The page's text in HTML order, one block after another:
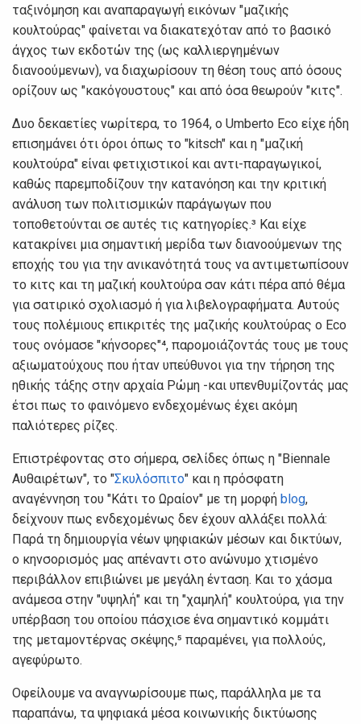
ταξινόμηση και αναπαραγωγή εικόνων "μαζικής
κουλτούρας" φαίνεται να διακατεχόταν από το βασικό
άγχος των εκδοτών της (ως καλλιεργημένων
διανοούμενων), να διαχωρίσουν τη θέση τους από όσους
ορίζουν ως "κακόγουστους" και από όσα θεωρούν "κιτς".
Δυο δεκαετίες νωρίτερα, το 1964, ο Umberto Eco είχε ήδη
επισημάνει ότι όροι όπως το "kitsch" και η "μαζική
κουλτούρα" είναι φετιχιστικοί και αντι-παραγωγικοί,
καθώς παρεμποδίζουν την κατανόηση και την κριτική
ανάλυση των πολιτισμικών παράγωγων που
τοποθετούνται σε αυτές τις κατηγορίες.³ Και είχε
κατακρίνει μια σημαντική μερίδα των διανοούμενων της
εποχής του για την ανικανότητά τους να αντιμετωπίσουν
το κιτς και τη μαζική κουλτούρα σαν κάτι πέρα από θέμα
για σατιρικό σχολιασμό ή για λιβελογραφήματα. Αυτούς
τους πολέμιους επικριτές της μαζικής κουλτούρας ο Eco
τους ονόμασε "κήνσορες"⁴, παρομοιάζοντάς τους με τους
αξιωματούχους που ήταν υπεύθυνοι για την τήρηση της
ηθικής τάξης στην αρχαία Ρώμη -και υπενθυμίζοντάς μας
έτσι πως το φαινόμενο ενδεχομένως έχει ακόμη
παλιότερες ρίζες.
Επιστρέφοντας στο σήμερα, σελίδες όπως η "Biennale
Αυθαιρέτων", το "Σκυλόσπιτο" και η πρόσφατη
αναγέννηση του "Κάτι το Ωραίον" με τη μορφή blog,
δείχνουν πως ενδεχομένως δεν έχουν αλλάξει πολλά:
Παρά τη δημιουργία νέων ψηφιακών μέσων και δικτύων,
ο κηνσορισμός μας απέναντι στο ανώνυμο χτισμένο
περιβάλλον επιβιώνει με μεγάλη ένταση. Και το χάσμα
ανάμεσα στην "υψηλή" και τη "χαμηλή" κουλτούρα, για την
υπέρβαση του οποίου πάσχισε ένα σημαντικό κομμάτι
της μεταμοντέρνας σκέψης,⁵ παραμένει, για πολλούς,
αγεφύρωτο.
Οφείλουμε να αναγνωρίσουμε πως, παράλληλα με τα
παραπάνω, τα ψηφιακά μέσα κοινωνικής δικτύωσης